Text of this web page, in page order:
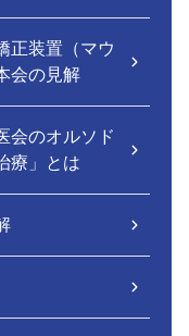
正装置（マウ
会の見解
会のオルソド
療」とは